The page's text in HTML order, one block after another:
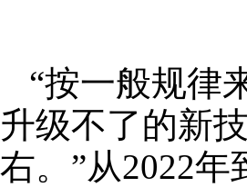
“按一般规律
升级不了的新
右。”从2022